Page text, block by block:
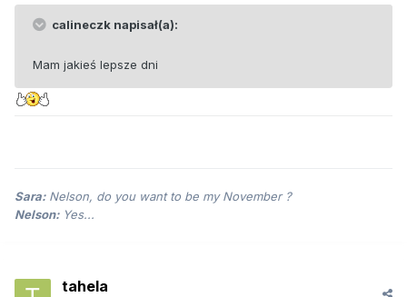
calineczk napisał(a):
Mam jakieś lepsze dni
Sara:Nelson, do you want to be my November ?
Nelson:Yes...
tahela